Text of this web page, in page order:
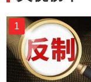
1